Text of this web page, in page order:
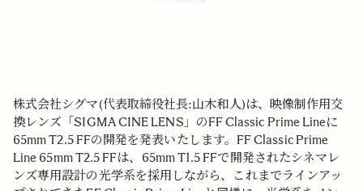
株式会社シグマ(代表取締役社長:山木和人)は、映像制作用交
換レンズ「SIGMA CINE LENS」のFF Classic Prime Lineに
65mm T2.5 FFの開発を発表いたします。FF Classic Prime
Line 65mm T2.5 FFは、65mm T1.5 FFで開発されたシネマレ
ンズ専用設計の光学系を採用しながら、これまでラインアッ